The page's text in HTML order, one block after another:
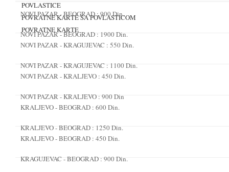
POVLASTICE
POVRATNE KARTE SA POVLASTICOM
POVRATNE KARTE
NOVI PAZAR - BEOGRAD : 900 Din.
NOVI PAZAR - BEOGRAD : 1900 Din.
NOVI PAZAR - KRAGUJEVAC : 550 Din.
NOVI PAZAR - KRAGUJEVAC : 1100 Din.
NOVI PAZAR - KRALJEVO : 450 Din.
NOVI PAZAR - KRALJEVO : 900 Din
KRALJEVO - BEOGRAD : 600 Din.
KRALJEVO - BEOGRAD : 1250 Din.
KRALJEVO - BEOGRAD : 450 Din.
KRAGUJEVAC - BEOGRAD : 900 Din.